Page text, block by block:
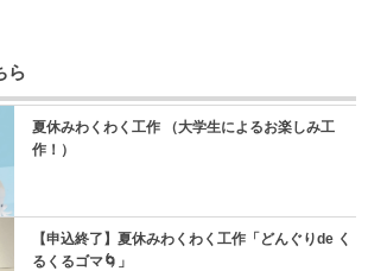
ら
夏休みわくわく工作 （大学生によるお楽しみ工
作！）
【申込終了】夏休みわくわく工作「どんぐりde く
るくるゴマ🌀」